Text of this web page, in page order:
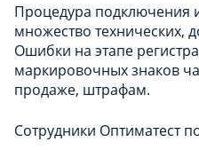
Процедура подключения
множество технических,
Ошибки на этапе
маркировочных знаков
продаже, штрафам.
Сотрудники Оптиматест